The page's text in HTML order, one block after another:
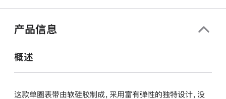
中
产品信息
概述
这款单圈表带由软硅胶制成，采用富有弹性的独特设计，没